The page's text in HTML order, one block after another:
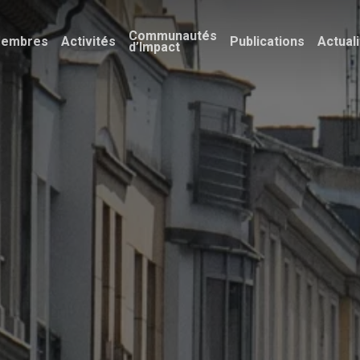
Activités Communautés
d’Impact Publications